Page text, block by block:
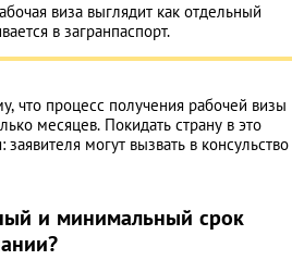
виза выглядит как отдельный
в загранпаспорт.
что процесс получения рабочей визы
месяцев. Покидать страну в это
могут вызвать в консульство
и минимальный срок